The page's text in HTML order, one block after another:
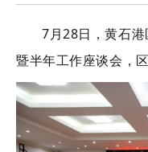
7月28日，黄石
暨半年工作座谈会，